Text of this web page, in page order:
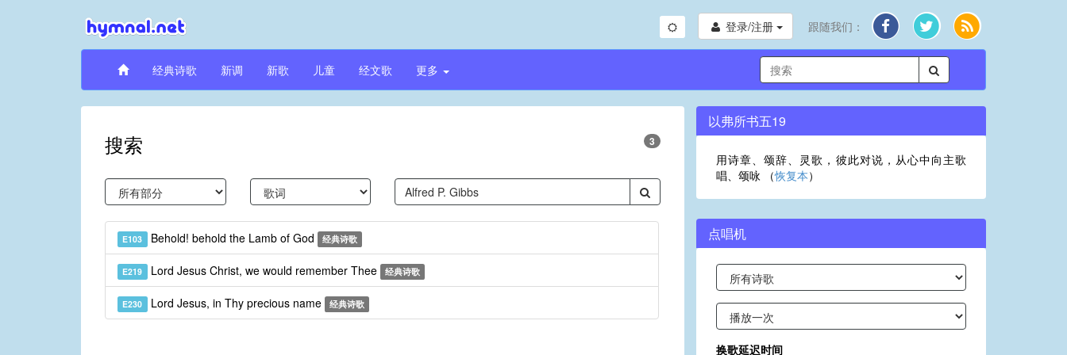
登录/注册 跟随我们：
经典诗歌 新调 新歌 儿童 经文歌 更多
搜索 3
E103 Behold! behold the Lamb of God 经典诗歌
E219 Lord Jesus Christ, we would remember Thee 经典诗歌
E230 Lord Jesus, in Thy precious name 经典诗歌
以弗所书五19
用诗章、颂辞、灵歌，彼此对说，从心中向主歌
唱、颂咏 （恢复本）
点唱机
换歌延迟时间